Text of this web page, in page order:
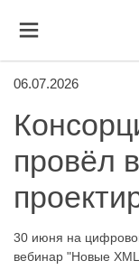
06.07.2026
провёл
30 июня на
вебинар "Новые